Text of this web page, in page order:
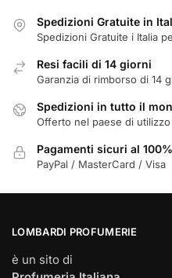
Spedizioni Gratuite in
Spedizioni Gratuite i Italia
Resi facili di 14 giorni
Garanzia di rimborso di 14
Spedizioni in tutto il
Offerto nel paese di utilizzo
Pagamenti sicuri al
PayPal / MasterCard / Visa
LOMBARDI PROFUMERIE
è un sito di